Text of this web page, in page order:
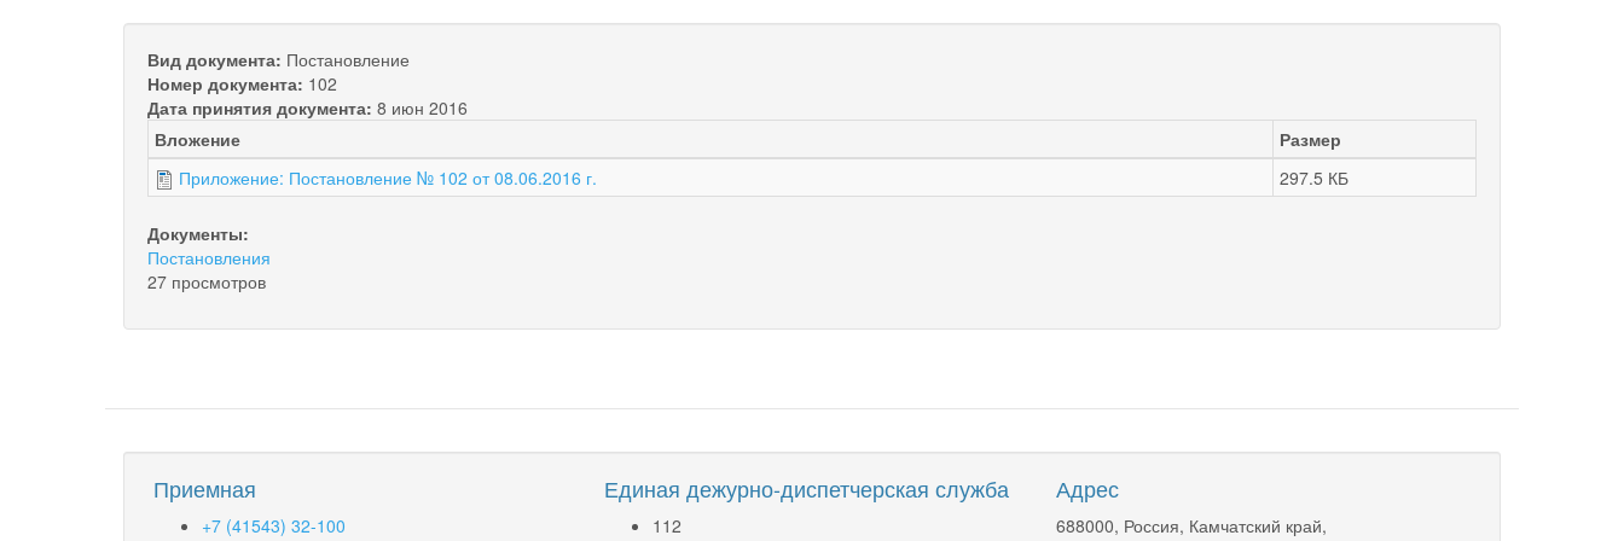
Вид документа: Постановление
Номер документа: 102
Дата принятия документа: 8 июн 2016
Вложение
Размер
Приложение: Постановление № 102 от 08.06.2016 г.
297.5 КБ
Документы:
Постановления
27 просмотров
Приемная
+7 (41543) 32-100
Единая дежурно-диспетчерская служба
112
Адрес
688000, Россия, Камчатский край,